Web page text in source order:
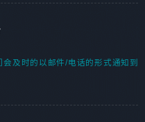
及时的以邮件/电话的形式通知到